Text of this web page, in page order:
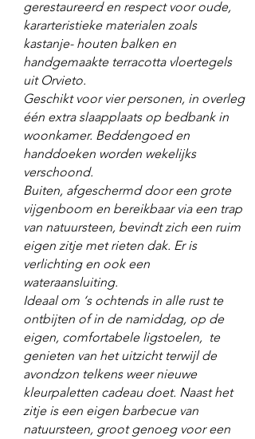
gerestaureerd en respect voor oude,
kararteristieke materialen zoals
kastanje- houten balken en
handgemaakte terracotta vloertegels
uit Orvieto.
Geschikt voor vier personen, in overleg
één extra slaapplaats op bedbank in
woonkamer. Beddengoed en
handdoeken worden wekelijks
verschoond.
Buiten, afgeschermd door een grote
vijgenboom en bereikbaar via een trap
van natuursteen, bevindt zich een ruim
eigen zitje met rieten dak. Er is
verlichting en ook een
wateraansluiting.
Ideaal om ‘s ochtends in alle rust te
ontbijten of in de namiddag, op de
eigen, comfortabele ligstoelen, te
genieten van het uitzicht terwijl de
avondzon telkens weer nieuwe
kleurpaletten cadeau doet. Naast het
zitje is een eigen barbecue van
natuursteen, groot genoeg voor een